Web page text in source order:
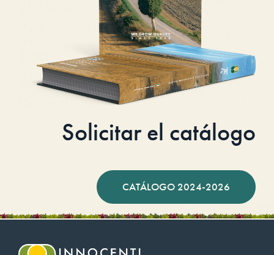
Solicitar el catálogo
CATÁLOGO 2024-2026